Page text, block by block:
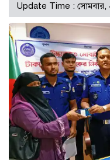
Update Time :